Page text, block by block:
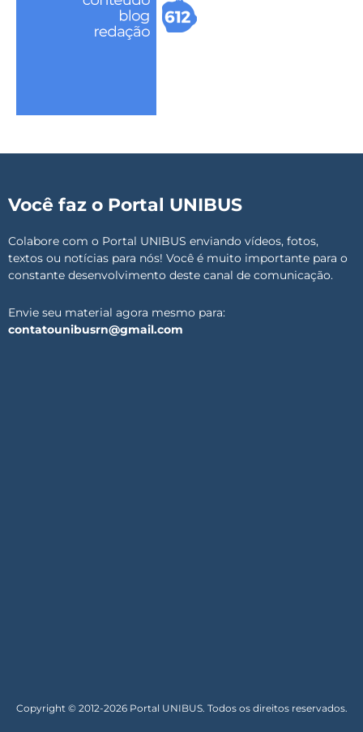
Você faz o Portal UNIBUS
Colabore com o Portal UNIBUS enviando vídeos, fotos,
textos ou notícias para nós! Você é muito importante para o
constante desenvolvimento deste canal de comunicação.
Envie seu material agora mesmo para:
contatounibusrn@gmail.com
Copyright © 2012-2026 Portal UNIBUS. Todos os direitos reservados.